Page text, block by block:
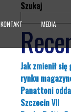
KONTAKT MEDIA
Szukaj
Jak zmienił
rynku
Panattoni
Szczecin VII